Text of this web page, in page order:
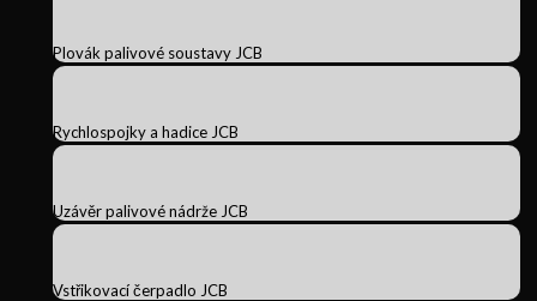
Plovák palivové soustavy JCB
Rychlospojky a hadice JCB
Uzávěr palivové nádrže JCB
Vstřikovací čerpadlo JCB